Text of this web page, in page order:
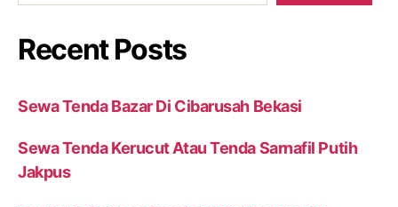
Recent Posts
Sewa Tenda Bazar Di Cibarusah Bekasi
Sewa Tenda Kerucut Atau Tenda Sarnafil Putih
Jakpus